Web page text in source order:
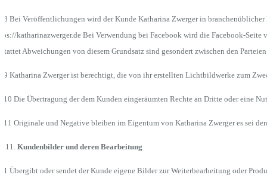
Bei Veröffentlichungen wird der Kunde Katharina Zwerger in
katharinazwerger.de Bei Verwendung bei Facebook wird die Facebook-
Abweichungen von diesem Grundsatz sind gesondert zwischen den
Katharina Zwerger ist berechtigt, die von ihr erstellten Lichtbildwerke zum
Die Übertragung der dem Kunden eingeräumten Rechte an Dritte oder eine
Originale und Negative bleiben im Eigentum von Katharina Zwerger es sei
Kundenbilder und deren Bearbeitung
Übergibt oder sendet der Kunde eigene Bilder zur Weiterbearbeitung oder